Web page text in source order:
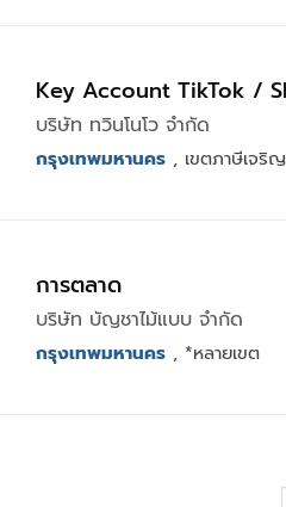
Key Account TikTok /
บริษัท ทวินโนโว จำกัด
กรุงเทพมหานคร, เขตภาษีเจริญ
การตลาด
บริษัท บัญชาไม้แบบ จำกัด
กรุงเทพมหานคร, *หลายเขต